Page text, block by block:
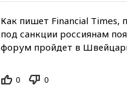
Как пишет Financial Times,
под санкции россиянам
форум пройдет в
0 0